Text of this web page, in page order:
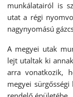
munkálatairól is
utat a régi
nagynyomású
A megyei utak
lejt utaltak ki
arra vonatkozik,
megyei